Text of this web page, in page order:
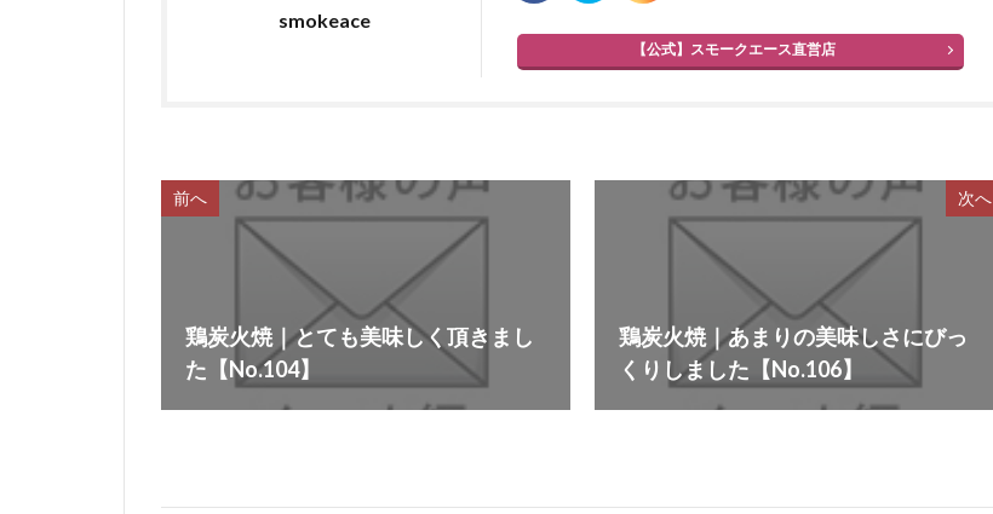
smokeace
【公式】スモークエース直営店
前へ
鶏炭火焼｜とても美味しく頂きまし
た【No.104】
次へ
鶏炭火焼｜あまりの美味しさにびっ
くりしました【No.106】